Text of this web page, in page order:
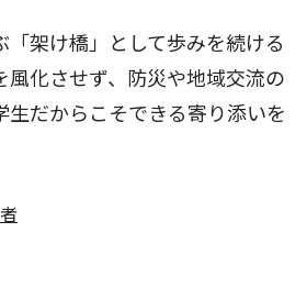
架け橋」として歩みを続ける
風化させず、防災や地域交流の
生だからこそできる寄り添いを